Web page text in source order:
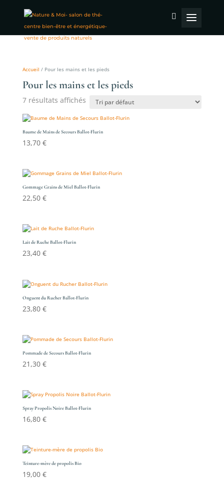
Accueil / Pour les mains et les pieds
Pour les mains et les pieds
7 résultats affichés
Baume de Mains de Secours Ballot-Flurin
13,70 €
Gommage Grains de Miel Ballot-Flurin
22,50 €
Lait de Ruche Ballot-Flurin
23,40 €
Onguent du Rucher Ballot-Flurin
23,80 €
Pommade de Secours Ballot-Flurin
21,30 €
Spray Propolis Noire Ballot-Flurin
16,80 €
Teinture-mère de propolis Bio
19,00 €